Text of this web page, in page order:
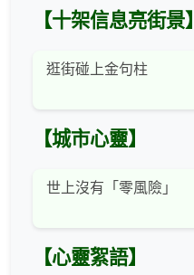
【十架信息亮街景】
逛街碰上金句柱
【城市心靈】
世上沒有「零風險」
【心靈絮語】